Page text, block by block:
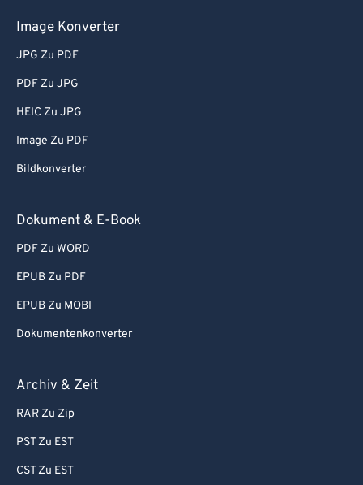
Image Konverter
JPG Zu PDF
PDF Zu JPG
HEIC Zu JPG
Image Zu PDF
Bildkonverter
Dokument & E-Book
PDF Zu WORD
EPUB Zu PDF
EPUB Zu MOBI
Dokumentenkonverter
Archiv & Zeit
RAR Zu Zip
PST Zu EST
CST Zu EST